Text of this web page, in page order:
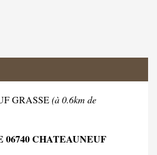
GRASSE(à 0.6km de
06740 CHATEAUNEUF